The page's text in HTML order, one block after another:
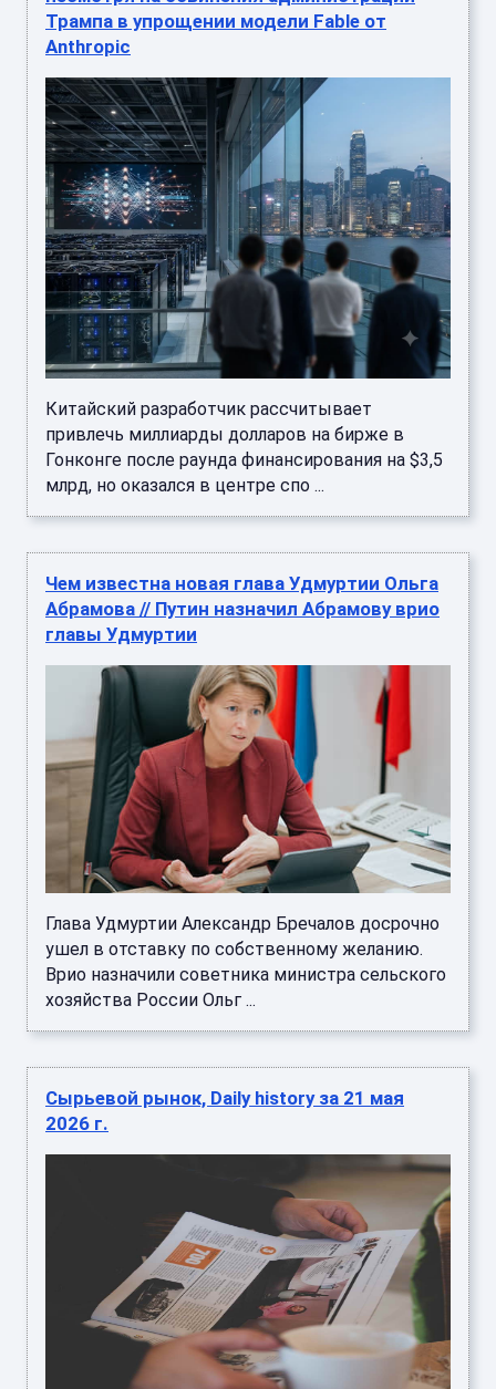
Трампа в упрощении модели Fable от
Anthropic
Китайский разработчик рассчитывает
привлечь миллиарды долларов на бирже в
Гонконге после раунда финансирования на $3,5
млрд, но оказался в центре спо ...
Чем известна новая глава Удмуртии Ольга
Абрамова // Путин назначил Абрамову врио
главы Удмуртии
Глава Удмуртии Александр Бречалов досрочно
ушел в отставку по собственному желанию.
Врио назначили советника министра сельского
хозяйства России Ольг ...
Сырьевой рынок, Daily history за 21 мая
2026 г.